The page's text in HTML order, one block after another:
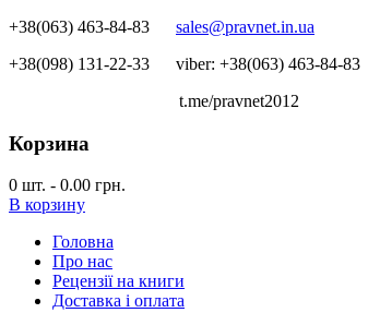
+38(063) 463-84-83 sales@pravnet.in.ua
+38(098) 131-22-33 viber: +38(063) 463-84-83
t.me/pravnet2012
Корзина
0 шт. - 0.00 грн.
В корзину
Головна
Про нас
Рецензії на книги
Доставка і оплата